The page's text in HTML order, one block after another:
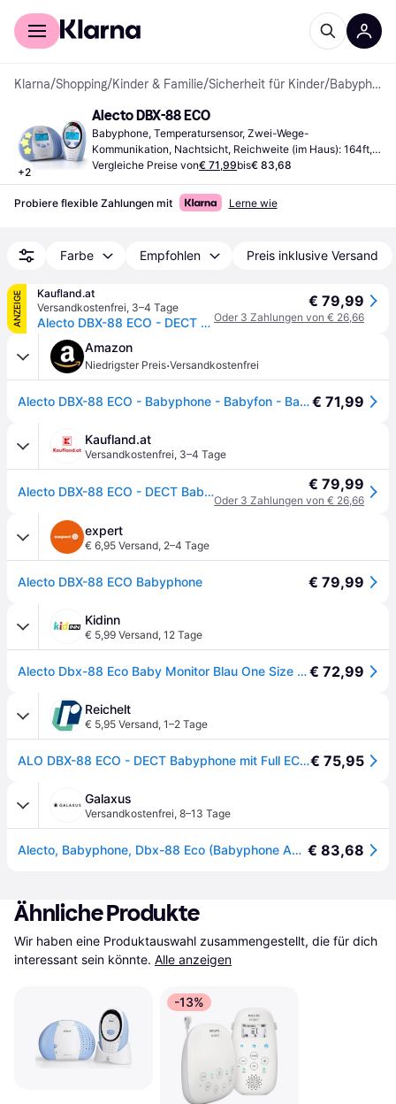
Für Shopper
Klarna/Shopping/Kinder & Familie/Sicherheit für Kinder/ Babyphones
+2
Alecto DBX-88 ECO
Babyphone, Temperatursensor, Zwei-Wege-
Kommunikation, Nachtsicht, Reichweite (im Haus): 164ft,
Reichweite (im Freien): 984ft, Weiß, Blau
Vergleiche Preise von€ 71,99bis€ 83,68
Probiere flexible Zahlungen mit Lerne wie
Farbe Empfohlen Preis inklusive Versand
ANZEIGE
Kaufland.at
Versandkostenfrei, 3–4 Tage
Alecto DBX-88 ECO - DECT Babyphone mit Full ECO-Modus und Display, weiß/blau
€ 79,99
Oder 3 Zahlungen von € 26,66
Amazon
Niedrigster Preis·Versandkostenfrei
Alecto DBX-88 ECO - Babyphone - Babyfon - Baby Phone€ 71,99
Kaufland.at
Versandkostenfrei, 3–4 Tage
Alecto DBX-88 ECO - DECT Babyphone mit Full ECO-Modus und Display, weiß/blau € 79,99
Oder 3 Zahlungen von € 26,66
expert
€ 6,95 Versand, 2–4 Tage
Alecto DBX-88 ECO Babyphone € 79,99
Kidinn
€ 5,99 Versand, 12 Tage
Alecto Dbx-88 Eco Baby Monitor Blau One Size / EU Plug 220V Kinder€ 72,99
Reichelt
€ 5,95 Versand, 1–2 Tage
ALO DBX-88 ECO - DECT Babyphone mit Full ECO-Modus und Display, weiß / blau€ 75,95
Galaxus
Versandkostenfrei, 8–13 Tage
Alecto, Babyphone, Dbx-88 Eco (Babyphone Audio, 300m) € 83,68
Ähnliche Produkte
Wir haben eine Produktauswahl zusammengestellt, die für dich
interessant sein könnte. Alle anzeigen
-13%